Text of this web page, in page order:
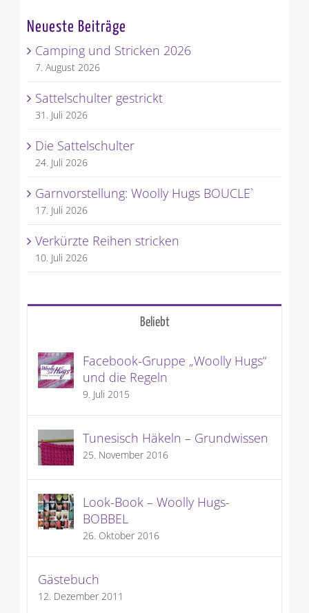
Neueste Beiträge
Camping und Stricken 2026
7. August 2026
Sattelschulter gestrickt
31. Juli 2026
Die Sattelschulter
24. Juli 2026
Garnvorstellung: Woolly Hugs BOUCLE`
17. Juli 2026
Verkürzte Reihen stricken
10. Juli 2026
Beliebt
Facebook-Gruppe „Woolly Hugs“
und die Regeln
9. Juli 2015
Tunesisch Häkeln – Grundwissen
25. November 2016
Look-Book – Woolly Hugs-
BOBBEL
26. Oktober 2016
Gästebuch
12. Dezember 2011